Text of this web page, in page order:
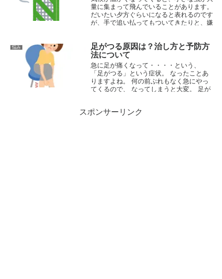
量に集まって飛んでいることがあります。
だいたい夕方ぐらいになると表れるのです
が、手で追い払ってもついてきたりと、嫌
2018.05.12
悩み
足がつる原因は？治し方と予防方
法について
急に足が痛くなって・・・・という、
「足がつる」という症状。 なったことあ
りますよね。 何の前ぶれもなく急にやっ
てくるので、 なってしまうと大変。 足が
スポンサーリンク